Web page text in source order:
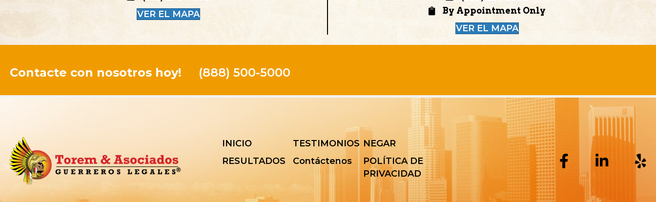
VER EL MAPA
By Appointment Only
VER EL MAPA
Contacte con nosotros hoy! (888) 500-5000
INICIO
RESULTADOS
TESTIMONIOS
Contáctenos
NEGAR
POLÍTICA DE
PRIVACIDAD